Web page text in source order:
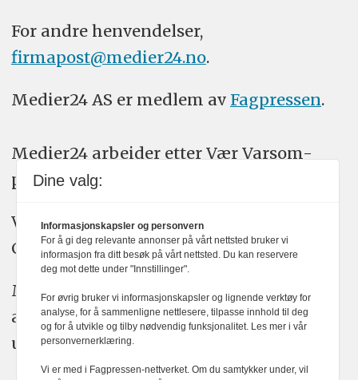
For andre henvendelser,
firmapost@medier24.no.
Medier24 AS er medlem av Fagpressen.
Medier24 arbeider etter Vær Varsom-
plakatens regler for god presseskikk.
Vi bruker KI-verktøy som ChatGPT,
Claude, og Gemini i journalistikken vår.
Medier24s redaksjon har alltid det fulle
ansvar for publisert innhold, med eller
uten bruk av kunstig intelligens.
Dine valg:
Informasjonskapsler og personvern
For å gi deg relevante annonser på vårt nettsted bruker vi
informasjon fra ditt besøk på vårt nettsted. Du kan reservere
deg mot dette under "Innstillinger".
For øvrig bruker vi informasjonskapsler og lignende verktøy for
analyse, for å sammenligne nettlesere, tilpasse innhold til deg
og for å utvikle og tilby nødvendig funksjonalitet. Les mer i vår
personvernerklæring.
Vi er med i Fagpressen-nettverket. Om du samtykker under, vil